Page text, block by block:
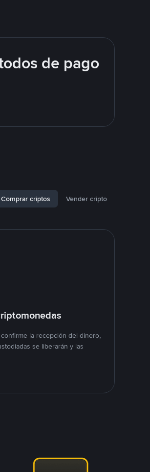
de pago
Comprar criptos Vender cripto
la recepción del dinero,
se liberarán y las